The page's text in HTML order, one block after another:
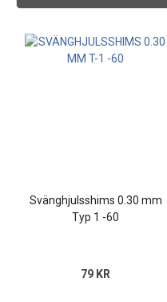
Svänghjulsshims 0.30 mm
Typ 1 -60
79 KR